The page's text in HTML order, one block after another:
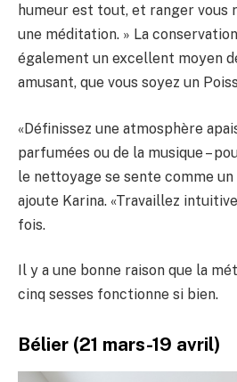
humeur est tout, et ranger vous
une méditation. » La
également un excellent moyen
amusant, que vous soyez un
«Définissez une atmosphère
parfumées ou de la musique –
le nettoyage se sente comme un
ajoute Karina. «Travaillez
fois.
Il y a une bonne raison que la
cinq sesses fonctionne si bien.
Bélier (21 mars-19 avril)